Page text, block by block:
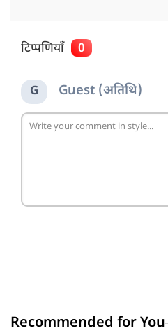
टिप्पणियाँ 0
G Guest (अतिथि)
Recommended for You